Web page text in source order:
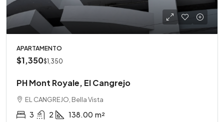
APARTAMENTO
$1,350$1,350
PH Mont Royale, El Cangrejo
EL CANGREJO, Bella Vista
3 2 138.00 m²